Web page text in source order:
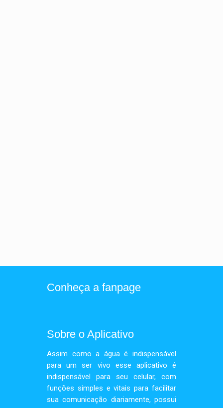
Conheça a fanpage
Sobre o Aplicativo
Assim como a água é indispensável
para um ser vivo esse aplicativo é
indispensável para seu celular, com
funções simples e vitais para facilitar
sua comunicação diariamente, possui